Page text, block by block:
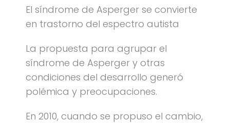
El síndrome de Asperger se convierte
en trastorno del espectro autista
La propuesta para agrupar el
síndrome de Asperger y otras
condiciones del desarrollo generó
polémica y preocupaciones.
En 2010, cuando se propuso el cambio,